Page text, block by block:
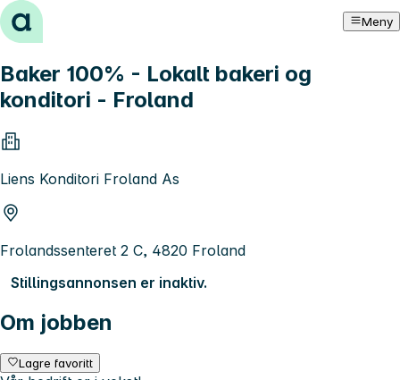
Hopp til innhold Meny
Baker 100% - Lokalt bakeri og
konditori - Froland
Liens Konditori Froland As
Frolandssenteret 2 C, 4820 Froland
Stillingsannonsen er inaktiv.
Om jobben
Lagre favoritt